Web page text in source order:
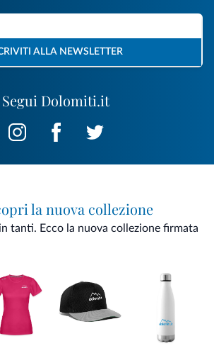
Segui Dolomiti.it
ALLA NEWSLETTER
la nuova collezione
tanti. Ecco la nuova collezione firmata